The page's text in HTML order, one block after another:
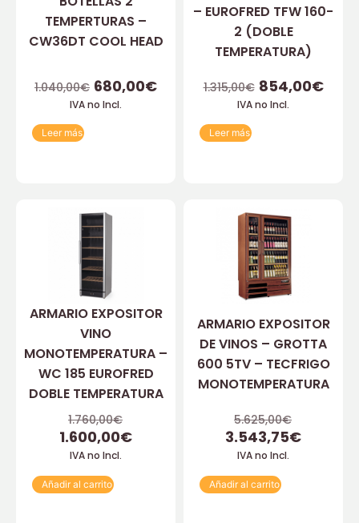
TEMPERTURAS –
CW36DT COOL HEAD
1.040,00€ 680,00€
IVA no Incl.
Leer más
– EUROFRED TFW 160-
2 (DOBLE
TEMPERATURA)
1.315,00€ 854,00€
IVA no Incl.
Leer más
ARMARIO EXPOSITOR
VINO
MONOTEMPERATURA –
WC 185 EUROFRED
DOBLE TEMPERATURA
1.760,00€
1.600,00€
IVA no Incl.
Añadir al carrito
ARMARIO EXPOSITOR
DE VINOS – GROTTA
600 5TV – TECFRIGO
MONOTEMPERATURA
5.625,00€
3.543,75€
IVA no Incl.
Añadir al carrito